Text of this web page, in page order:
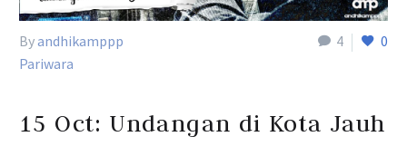
4 0
Byandhikamppp
Pariwara
15 Oct:Undangan di Kota Jauh